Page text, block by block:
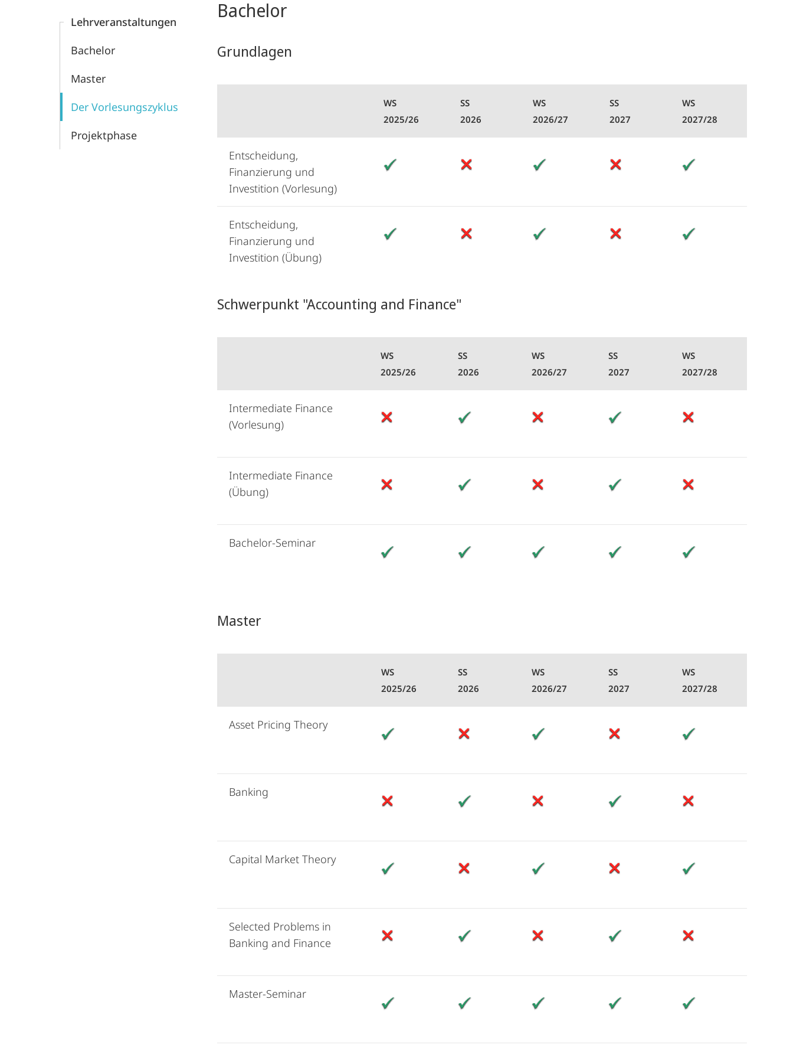
Lehrveranstaltungen
Bachelor
Master
Der Vorlesungs­zyklus
Projektphase
Bachelor
Grundlagen
WS
2025/26
SS
2026
WS
2026/27
SS
2027
WS
2027/28
Entscheidung,
Finanzierung und
Investition (Vorlesung)
Entscheidung,
Finanzierung und
Investition (Übung)
Schwerpunkt "Accounting and Finance"
WS
2025/26
SS
2026
WS
2026/27
SS
2027
WS
2027/28
Intermediate Finance
(Vorlesung)
Intermediate Finance
(Übung)
Bachelor-Seminar
Master
WS
2025/26
SS
2026
WS
2026/27
SS
2027
WS
2027/28
Asset Pricing Theory
Banking
Capital Market Theory
Selected Problems in
Banking and Finance
Master-Seminar